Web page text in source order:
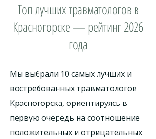
Топ лучших травматологов в
Красногорске — рейтинг 2026
года
Мы выбрали 10 самых лучших и
востребованных травматологов
Красногорска, ориентируясь в
первую очередь на соотношение
положительных и отрицательных